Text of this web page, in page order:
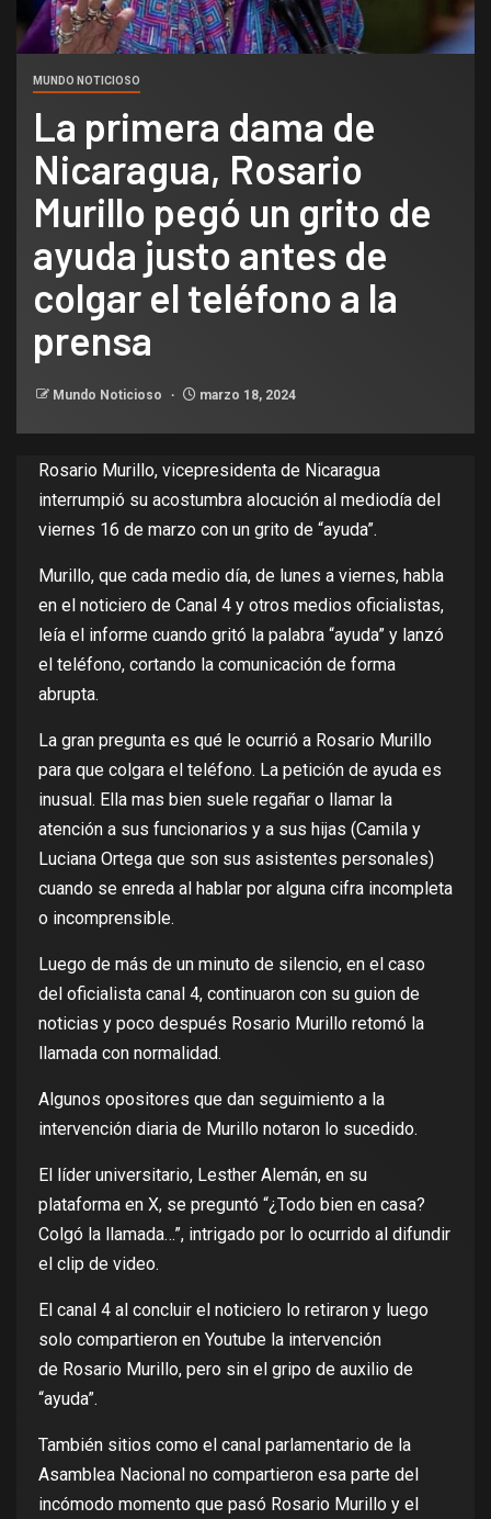
MUNDO NOTICIOSO
La primera dama de
Nicaragua, Rosario
Murillo pegó un grito de
ayuda justo antes de
colgar el teléfono a la
prensa
Mundo Noticioso marzo 18, 2024
Rosario Murillo, vicepresidenta de Nicaragua
interrumpió su acostumbra alocución al mediodía del
viernes 16 de marzo con un grito de “ayuda”.
Murillo, que cada medio día, de lunes a viernes, habla
en el noticiero de Canal 4 y otros medios oficialistas,
leía el informe cuando gritó la palabra “ayuda” y lanzó
el teléfono, cortando la comunicación de forma
abrupta.
La gran pregunta es qué le ocurrió a Rosario Murillo
para que colgara el teléfono. La petición de ayuda es
inusual. Ella mas bien suele regañar o llamar la
atención a sus funcionarios y a sus hijas (Camila y
Luciana Ortega que son sus asistentes personales)
cuando se enreda al hablar por alguna cifra incompleta
o incomprensible.
Luego de más de un minuto de silencio, en el caso
del oficialista canal 4, continuaron con su guion de
noticias y poco después Rosario Murillo retomó la
llamada con normalidad.
Algunos opositores que dan seguimiento a la
intervención diaria de Murillo notaron lo sucedido.
El líder universitario, Lesther Alemán, en su
plataforma en X, se preguntó “¿Todo bien en casa?
Colgó la llamada…”, intrigado por lo ocurrido al difundir
el clip de video.
El canal 4 al concluir el noticiero lo retiraron y luego
solo compartieron en Youtube la intervención
de Rosario Murillo, pero sin el gripo de auxilio de
“ayuda”.
También sitios como el canal parlamentario de la
Asamblea Nacional no compartieron esa parte del
incómodo momento que pasó Rosario Murillo y el